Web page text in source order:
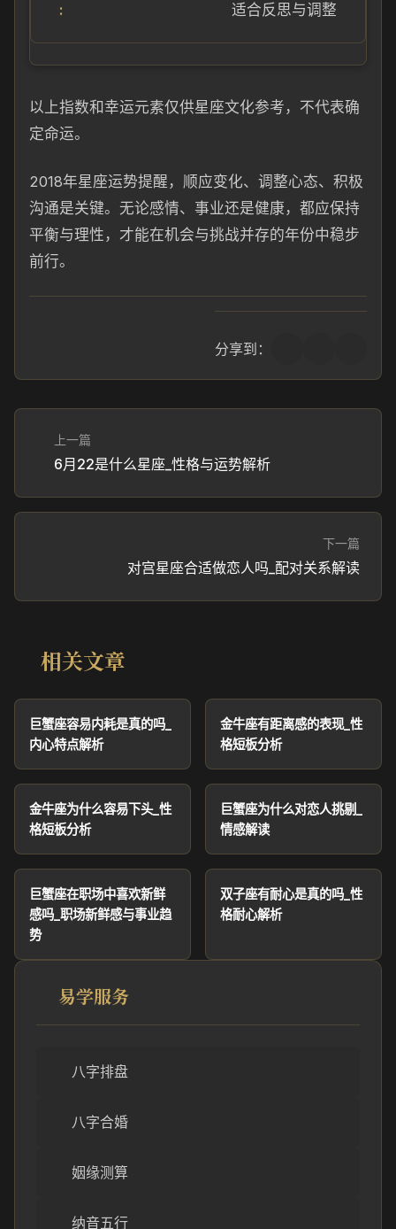
适合反思与调整
以上指数和幸运元素仅供星座文化参考，不代表确
定命运。
2018年星座运势提醒，顺应变化、调整心态、积极
沟通是关键。无论感情、事业还是健康，都应保持
平衡与理性，才能在机会与挑战并存的年份中稳步
前行。
分享到：
上一篇
6月22是什么星座_性格与运势解析
下一篇
对宫星座合适做恋人吗_配对关系解读
相关文章
巨蟹座容易内耗是真的吗_
内心特点解析
金牛座有距离感的表现_性
格短板分析
金牛座为什么容易下头_性
格短板分析
巨蟹座为什么对恋人挑剔_
情感解读
巨蟹座在职场中喜欢新鲜
感吗_职场新鲜感与事业趋
势
双子座有耐心是真的吗_性
格耐心解析
易学服务
八字排盘
八字合婚
姻缘测算
纳音五行